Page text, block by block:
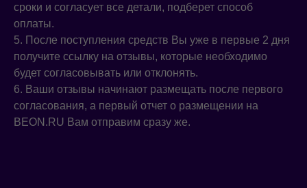
сроки и согласует все детали, подберет способ
оплаты.
5. После поступления средств Вы уже в первые 2 дня
получите ссылку на отзывы, которые необходимо
будет согласовывать или отклонять.
6. Ваши отзывы начинают размещать после первого
согласования, а первый отчет о размещении на
BEON.RU Вам отправим сразу же.